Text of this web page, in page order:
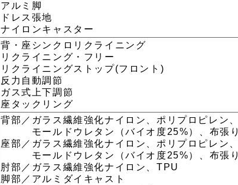
アルミ脚
ドレス張地
ナイロンキャスター
背・座シンクロリクライニング
リクライニング・フリー
リクライニングストップ(フロント)
反力自動調節
ガス式上下調節
座タックリング
背部／ガラス繊維強化ナイロン、ポリプロピレン、
モールドウレタン（バイオ度25%）、布張り
座部／ガラス繊維強化ナイロン、ポリプロピレン、
モールドウレタン（バイオ度25%）、布張り
肘部／ガラス繊維強化ナイロン、TPU
脚部／アルミダイキャスト